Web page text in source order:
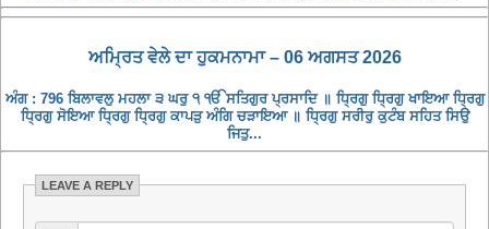
ਅਮ੍ਰਿਤ ਵੇਲੇ ਦਾ ਹੁਕਮਨਾਮਾ – 06 ਅਗਸਤ 2026
ਅੰਗ : 796 ਬਿਲਾਵਲੁ ਮਹਲਾ ੩ ਘਰੁ ੧ ੴ ਸਤਿਗੁਰ ਪ੍ਰਸਾਦਿ ॥ ਧ੍ਰਿਗੁ ਧ੍ਰਿਗੁ ਖਾਇਆ ਧ੍ਰਿਗੁ
ਧ੍ਰਿਗੁ ਸੋਇਆ ਧ੍ਰਿਗੁ ਧ੍ਰਿਗੁ ਕਾਪੜੁ ਅੰਗਿ ਚੜਾਇਆ ॥ ਧ੍ਰਿਗੁ ਸਰੀਰੁ ਕੁਟੰਬ ਸਹਿਤ ਸਿਉ
ਜਿਤੁ...
LEAVE A REPLY